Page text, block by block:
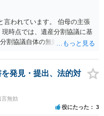
言われています。 伯母の主張
時点では、遺産分割協議に基
割協議自体の無効を裁判所が
御祖母様の認知能力に関する
ばその効力が否定される可能性
に加わっていること ・御祖母
が誰にあったかの立証が困難
協議の効力が否定される可能
は非常に高い）ということが
発見・提出、法的対
言無効
役にたった 3